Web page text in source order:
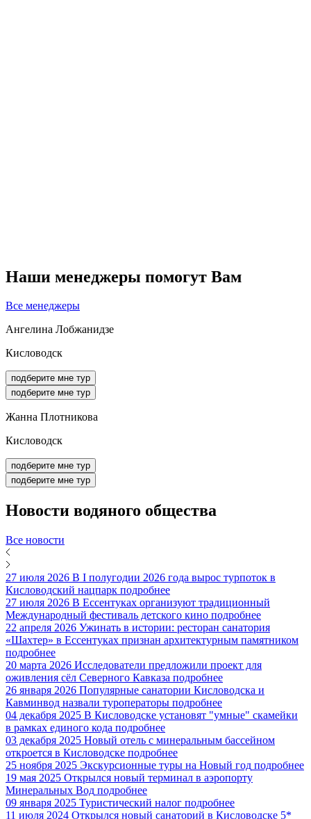
Наши менеджеры помогут Вам
Все менеджеры
Ангелина Лобжанидзе
Кисловодск
подберите мне тур
подберите мне тур
Жанна Плотникова
Кисловодск
подберите мне тур
подберите мне тур
Новости водяного общества
Все новости
27 июля 2026 В I полугодии 2026 года вырос турпоток в
Кисловодский нацпарк подробнее
27 июля 2026 В Ессентуках организуют традиционный
Международный фестиваль детского кино подробнее
22 апреля 2026 Ужинать в истории: ресторан санатория
«Шахтер» в Ессентуках признан архитектурным памятником
подробнее
20 марта 2026 Исследователи предложили проект для
оживления сёл Северного Кавказа подробнее
26 января 2026 Популярные санатории Кисловодска и
Кавминвод назвали туроператоры подробнее
04 декабря 2025 В Кисловодске установят "умные" скамейки
в рамках единого кода подробнее
03 декабря 2025 Новый отель с минеральным бассейном
откроется в Кисловодске подробнее
25 ноября 2025 Экскурсионные туры на Новый год подробнее
19 мая 2025 Открылся новый терминал в аэропорту
Минеральных Вод подробнее
09 января 2025 Туристический налог подробнее
11 июля 2024 Открылся новый санаторий в Кисловодске 5*